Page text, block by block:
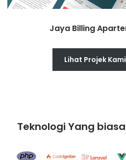
Jaya Billing
Lihat Projek
Teknologi Yang